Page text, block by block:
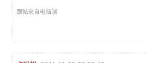
跟帖来自电脑端